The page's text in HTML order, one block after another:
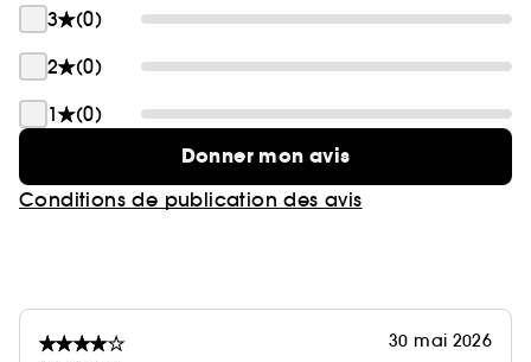
3
(0)
2
(0)
1
(0)
Donner mon avis
Conditions de publication des avis
30 mai 2026